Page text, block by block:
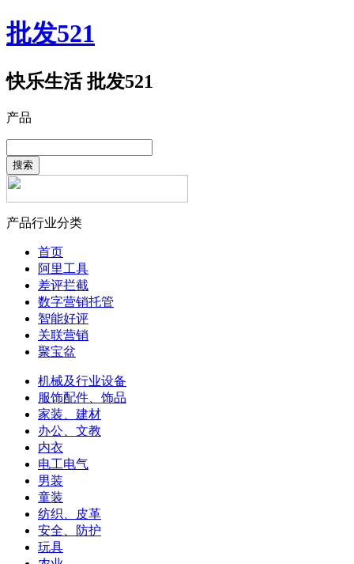
批发521
快乐生活 批发521
产品
搜索
产品行业分类
首页
阿里工具
差评拦截
数字营销托管
智能好评
关联营销
聚宝盆
机械及行业设备
服饰配件、饰品
家装、建材
办公、文教
内衣
电工电气
男装
童装
纺织、皮革
安全、防护
玩具